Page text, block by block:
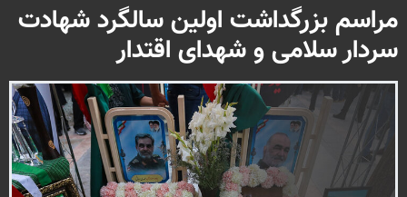
مراسم بزرگداشت اولین سالگرد شهادت
سردار سلامی و شهدای اقتدار